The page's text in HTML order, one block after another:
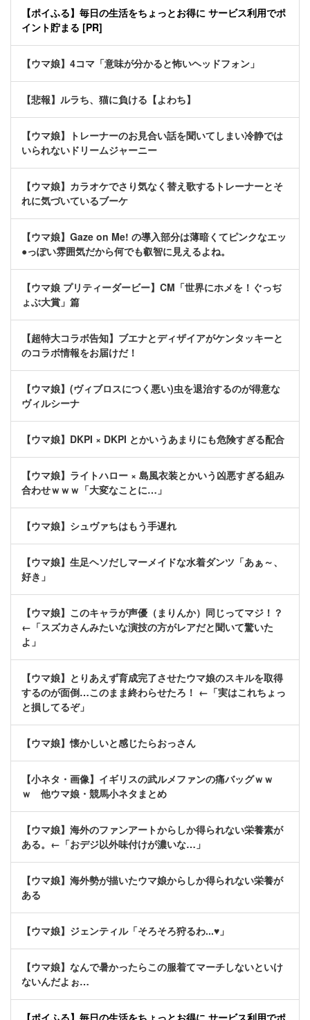
【ポイふる】毎日の生活をちょっとお得に サービス利用でポ
イント貯まる [PR]
【ウマ娘】4コマ「意味が分かると怖いヘッドフォン」
【悲報】ルラち、猫に負ける【よわち】
【ウマ娘】トレーナーのお見合い話を聞いてしまい冷静では
いられないドリームジャーニー
【ウマ娘】カラオケでさり気なく替え歌するトレーナーとそ
れに気づいているブーケ
【ウマ娘】Gaze on Me! の導入部分は薄暗くてピンクなエッ
●っぽい雰囲気だから何でも叡智に見えるよね。
【ウマ娘 プリティーダービー】CM「世界にホメを！ぐっぢ
ょぶ大賞」篇
【超特大コラボ告知】ブエナとディザイアがケンタッキーと
のコラボ情報をお届けだ！
【ウマ娘】(ヴィブロスにつく悪い)虫を退治するのが得意な
ヴィルシーナ
【ウマ娘】DKPI × DKPI とかいうあまりにも危険すぎる配合
【ウマ娘】ライトハロー × 島風衣装とかいう凶悪すぎる組み
合わせｗｗｗ「大変なことに…」
【ウマ娘】シュヴァちはもう手遅れ
【ウマ娘】生足ヘソだしマーメイドな水着ダンツ「あぁ～、
好き」
【ウマ娘】このキャラが声優（まりんか）同じってマジ！？
←「スズカさんみたいな演技の方がレアだと聞いて驚いた
よ」
【ウマ娘】とりあえず育成完了させたウマ娘のスキルを取得
するのが面倒…このまま終わらせたろ！ ←「実はこれちょっ
と損してるぞ」
【ウマ娘】懐かしいと感じたらおっさん
【小ネタ・画像】イギリスの武ルメファンの痛バッグｗｗ
ｗ 他ウマ娘・競馬小ネタまとめ
【ウマ娘】海外のファンアートからしか得られない栄養素が
ある。←「おデジ以外味付けが濃いな…」
【ウマ娘】海外勢が描いたウマ娘からしか得られない栄養が
ある
【ウマ娘】ジェンティル「そろそろ狩るわ...♥」
【ウマ娘】なんで暑かったらこの服着てマーチしないといけ
ないんだよぉ…